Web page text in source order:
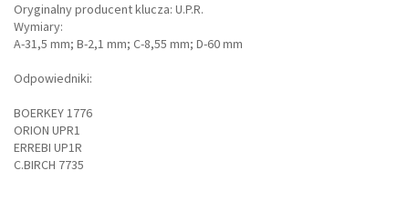
Oryginalny producent klucza: U.P.R.
Wymiary:
A-31,5 mm; B-2,1 mm; C-8,55 mm; D-60 mm
Odpowiedniki:
BOERKEY 1776
ORION UPR1
ERREBI UP1R
C.BIRCH 7735